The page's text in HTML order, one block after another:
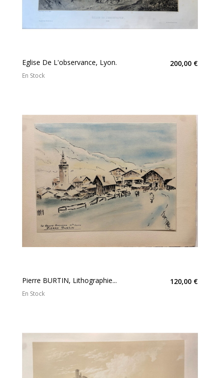
Eglise De L'observance, Lyon. 200,00 €
En Stock
Pierre BURTIN, Lithographie... 120,00 €
En Stock